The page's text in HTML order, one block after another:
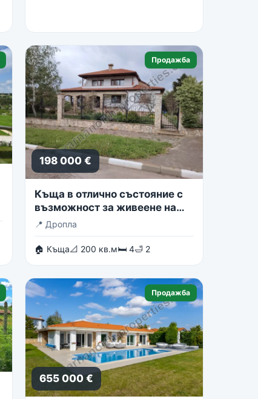
Продажба
198 000 €
Къща в отлично състояние с
възможност за живеене на
две семейства
📍 Дропла
🏠 Къща📐 200 кв.м🛏 4🛁 2
Продажба
655 000 €